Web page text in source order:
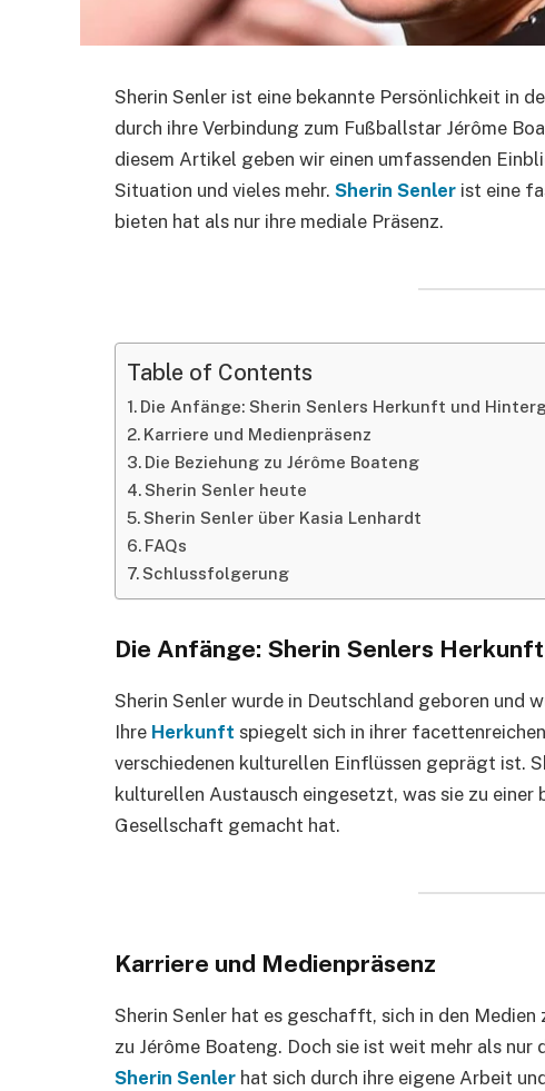
Sherin Senler ist eine bekannte Persönlichkeit in
durch ihre Verbindung zum Fußballstar Jérôme
diesem Artikel geben wir einen umfassenden
Situation und vieles mehr. Sherin Senler ist eine
bieten hat als nur ihre mediale Präsenz.
Table of Contents
Die Anfänge: Sherin Senlers Herkunft und
Karriere und Medienpräsenz
Die Beziehung zu Jérôme Boateng
Sherin Senler heute
Sherin Senler über Kasia Lenhardt
FAQs
Schlussfolgerung
Die Anfänge: Sherin Senlers
Sherin Senler wurde in Deutschland geboren und
Ihre Herkunft spiegelt sich in ihrer
verschiedenen kulturellen Einflüssen geprägt ist.
kulturellen Austausch eingesetzt, was sie zu einer
Gesellschaft gemacht hat.
Karriere und Medienpräsenz
Sherin Senler hat es geschafft, sich in den
zu Jérôme Boateng. Doch sie ist weit mehr als nur
Sherin Senler hat sich durch ihre eigene Arbeit